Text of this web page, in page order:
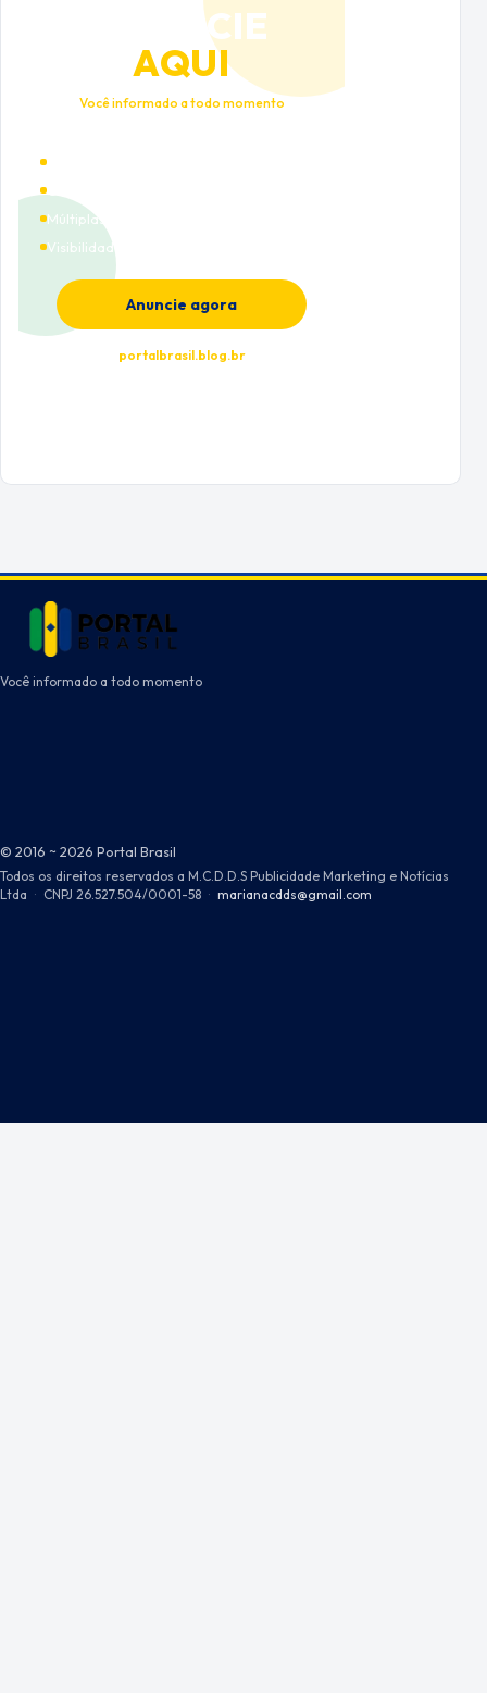
ANUNCIE
AQUI
Você informado a todo momento
Múltiplas categorias
Visibilidade premium
Anuncie agora
portalbrasil.blog.br
Você informado a todo momento
© 2016 ~ 2026 Portal Brasil
Todos os direitos reservados a M.C.D.D.S Publicidade Marketing e Notícias
Ltda · CNPJ 26.527.504/0001-58 · marianacdds@gmail.com